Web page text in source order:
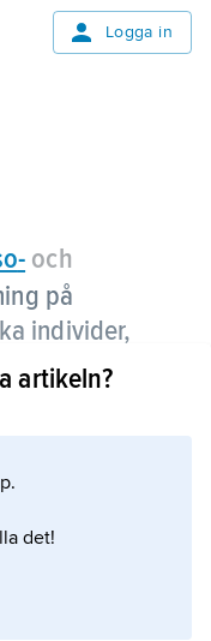
Logga in
- och
på
individer,
eller
artikeln?
det!